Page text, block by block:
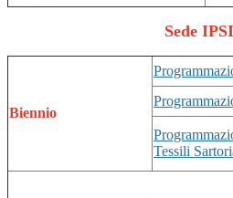
Sede
Biennio
Tessili